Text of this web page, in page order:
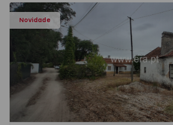
Novidade
Apartamento T3 Salvaterra de